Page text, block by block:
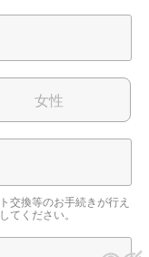
女性
交換等のお手続きが行え
てください。